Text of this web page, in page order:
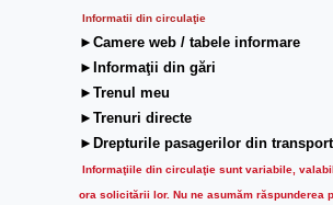
Informatii din circulaţie
►Camere web / tabele informare
►Informaţii din gări
►Trenul meu
►Trenuri directe
►Drepturile pasagerilor din
Informaţiile din circulaţie sunt variabile,
ora solicitării lor. Nu ne asumăm răspunderea